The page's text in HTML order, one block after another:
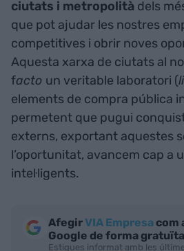
ciutats i metropolità dels
que pot ajudar les nostres
competitives i obrir noves
Aquesta xarxa de ciutats al
facto un veritable laboratori (
elements de compra pública
permetent que pugui
externs, exportant aquestes
l’oportunitat, avancem cap a
intel·ligents.
AfegirVIA Empresa com
Google de forma gratuïta
Estigues informat amb les